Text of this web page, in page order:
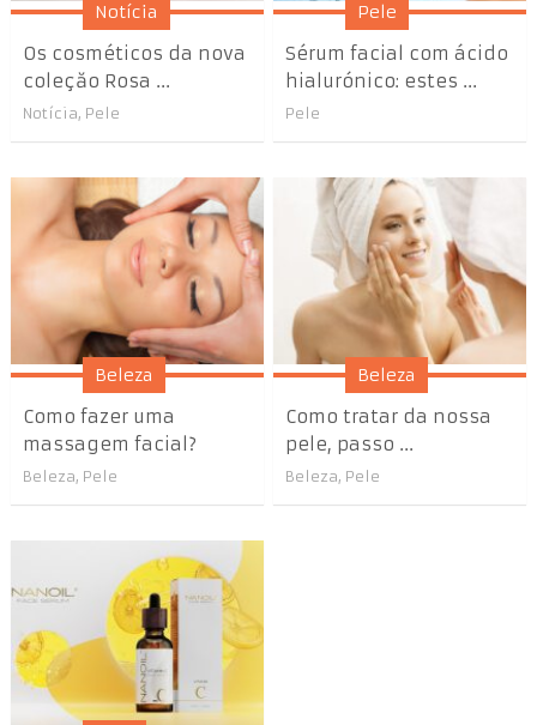
Notícia
Os cosméticos da nova
coleçăo Rosa ...
Notícia, Pele
Pele
Sérum facial com ácido
hialurónico: estes ...
Pele
Beleza
Como fazer uma
massagem facial?
Beleza, Pele
Beleza
Como tratar da nossa
pele, passo ...
Beleza, Pele